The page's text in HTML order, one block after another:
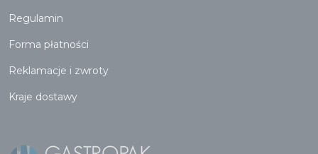
Regulamin
Forma płatności
Reklamacje i zwroty
Kraje dostawy